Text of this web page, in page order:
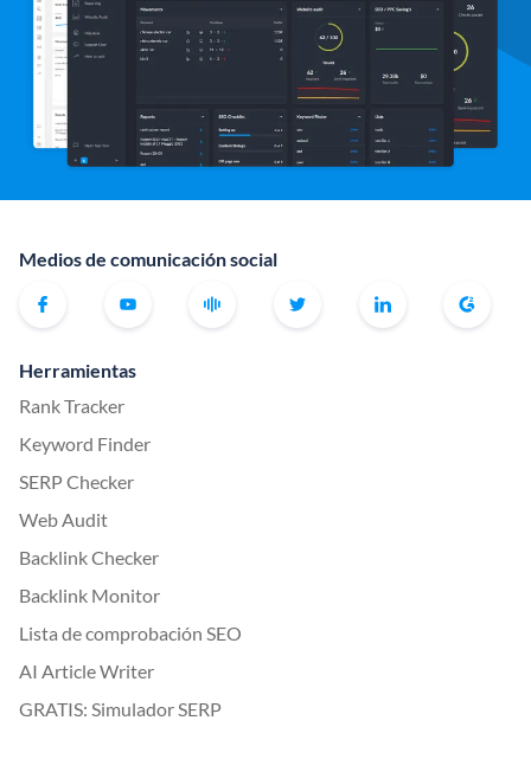
Medios de comunicación social
Herramientas
Rank Tracker
Keyword Finder
SERP Checker
Web Audit
Backlink Checker
Backlink Monitor
Lista de comprobación SEO
AI Article Writer
GRATIS: Simulador SERP